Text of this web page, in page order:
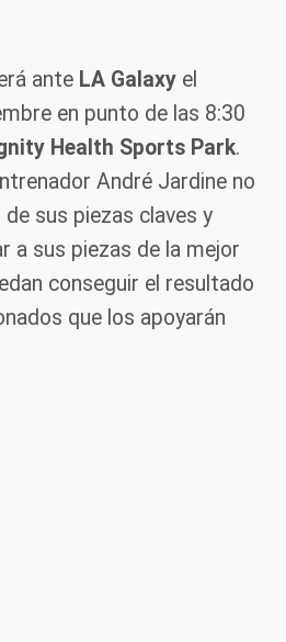
ante LA Galaxy el
en punto de las 8:30
Health Sports Park.
André Jardine no
sus piezas claves y
a sus piezas de la mejor
conseguir el resultado
que los apoyarán